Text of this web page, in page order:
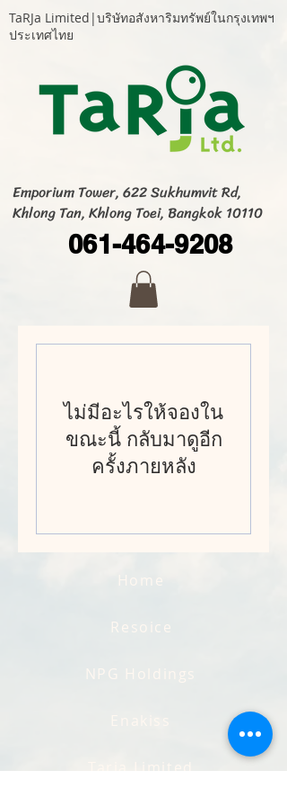
Emporium Tower, 622 Sukhumvit Rd,
Khlong Tan, Khlong Toei, Bangkok 10110
061-464-9208
TaRJa Limited|บริษัทอสังหาริมทรัพย์ในกรุงเทพฯ
ประเทศไทย
ไม่มีอะไรให้จองใน
ขณะนี้ กลับมาดูอีก
ครั้งภายหลัง
Home
Resoice
NPG Holdings